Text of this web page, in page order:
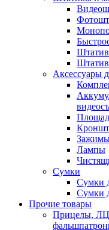
Аксессуары
Зажимы
Лампы
Сумки
Сумки
Сумки
Прочие товары
Прицелы,